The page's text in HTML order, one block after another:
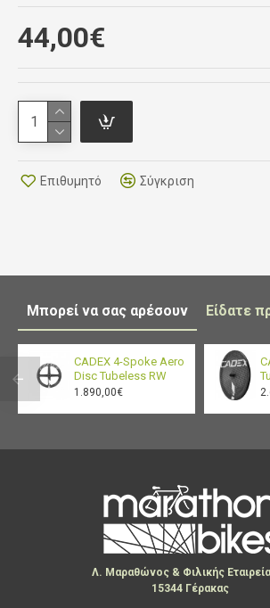
Optimized shaping delivers
Optimized rail joint structure
flowing particles reduce
more than 20 percent and help
44,00€
Επιθυμητό Σύγκριση
Μπορεί να σας αρέσουν Είδατε
CADEX 4-Spoke Aero
Disc Tubeless RW
1.890,00€
Λ. Μαραθώνος & Φιλικής
15344 Γέρακας